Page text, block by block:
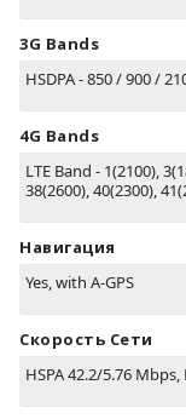
3G Bands
HSDPA - 850 / 900 /
4G Bands
LTE Band - 1(2100),
38(2600), 40(2300),
Навигация
Yes, with A-GPS
Скорость Сети
HSPA 42.2/5.76